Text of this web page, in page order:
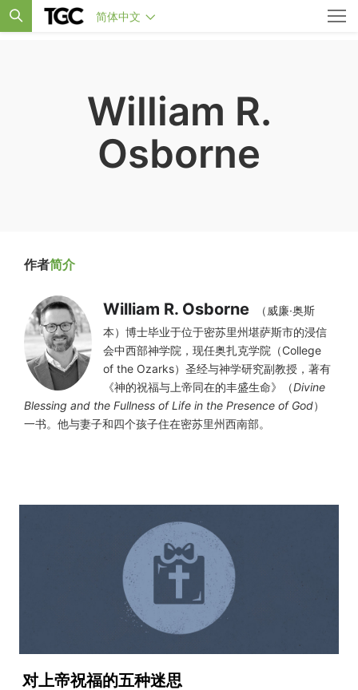
简体中文
William R.
Osborne
作者简介
William R. Osborne
（威廉·奥斯
本）博士毕业于位于密苏里州堪萨斯市的浸信
会中西部神学院，现任奥扎克学院（College
of the Ozarks）圣经与神学研究副教授，著有
《神的祝福与上帝同在的丰盛生命》（Divine
Blessing and the Fullness of Life in the Presence of God）
一书。他与妻子和四个孩子住在密苏里州西南部。
对上帝祝福的五种迷思